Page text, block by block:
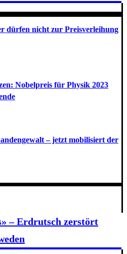
dürfen nicht zur Preisverleihung
Nobelpreis für Physik 2023
– jetzt mobilisiert der
– Erdrutsch zerstört